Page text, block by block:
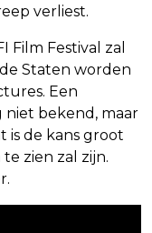
verliest.
Film Festival zal
Staten worden
Een
niet bekend, maar
is de kans groot
zien zal zijn.